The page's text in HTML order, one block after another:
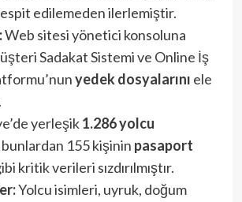
edilemeden ilerlemiştir.
Web sitesi yönetici konsoluna
Sadakat Sistemi ve Online İş
yedek dosyalarını ele
yerleşik1.286 yolcu
155 kişinin pasaport
kritik verileri sızdırılmıştır.
Yolcu isimleri, uyruk, doğum